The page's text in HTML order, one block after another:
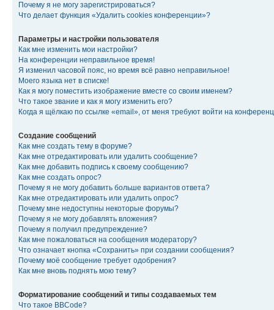
Почему я не могу зарегистрироваться?
Что делает функция «Удалить cookies конференции»?
Параметры и настройки пользователя
Как мне изменить мои настройки?
На конференции неправильное время!
Я изменил часовой пояс, но время всё равно неправильное!
Моего языка нет в списке!
Как я могу поместить изображение вместе со своим именем?
Что такое звание и как я могу изменить его?
Когда я щёлкаю по ссылке «email», от меня требуют войти на
Создание сообщений
Как мне создать тему в форуме?
Как мне отредактировать или удалить сообщение?
Как мне добавить подпись к своему сообщению?
Как мне создать опрос?
Почему я не могу добавить больше вариантов ответа?
Как мне отредактировать или удалить опрос?
Почему мне недоступны некоторые форумы?
Почему я не могу добавлять вложения?
Почему я получил предупреждение?
Как мне пожаловаться на сообщения модератору?
Что означает кнопка «Сохранить» при создании сообщения?
Почему моё сообщение требует одобрения?
Как мне вновь поднять мою тему?
Форматирование сообщений и типы создаваемых тем
Что такое BBCode?